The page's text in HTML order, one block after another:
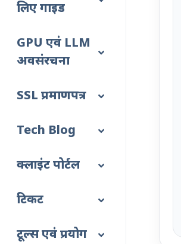
लिए गाइड
GPU एवं LLM
अवसंरचना
SSL प्रमाणपत्र
Tech Blog
क्लाइंट पोर्टल
टिकट
टूल्स एवं प्रयोग